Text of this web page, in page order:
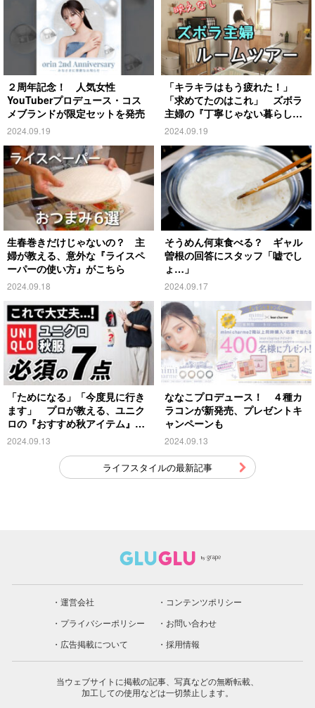
２周年記念！ 人気女性
YouTuberプロデュース・コス
メブランドが限定セットを発売
2024.09.19
「キラキラはもう疲れた！」
「求めてたのはこれ」 ズボラ
主婦の『丁寧じゃない暮らし』
がこちら
2024.09.19
生春巻きだけじゃないの？ 主
婦が教える、意外な『ライスペ
ーパーの使い方』がこちら
2024.09.18
そうめん何束食べる？ ギャル
曽根の回答にスタッフ「嘘でし
ょ…」
2024.09.17
「ためになる」「今度見に行き
ます」 プロが教える、ユニク
ロの『おすすめ秋アイテム』が
こちら
2024.09.13
ななこプロデュース！ ４種カ
ラコンが新発売、プレゼントキ
ャンペーンも
2024.09.13
ライフスタイルの最新記事
運営会社
コンテンツポリシー
プライバシーポリシー
お問い合わせ
広告掲載について
採用情報
当ウェブサイトに掲載の記事、写真などの無断転載、
加工しての使用などは一切禁止します。